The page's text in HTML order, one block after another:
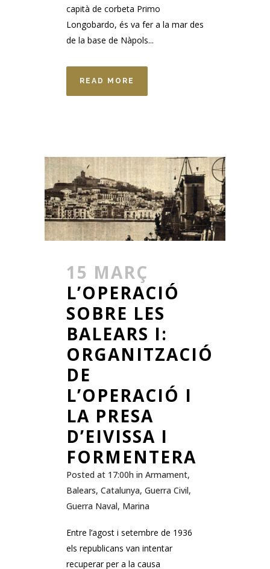
capità de corbeta Primo
Longobardo, és va fer a la mar des
de la base de Nàpols...
READ MORE
15 MARÇ
L’OPERACIÓ
SOBRE LES
BALEARS I:
ORGANITZACIÓ
DE
L’OPERACIÓ I
LA PRESA
D’EIVISSA I
FORMENTERA
Posted at 17:00h in Armament,
Balears, Catalunya, Guerra Civil,
Guerra Naval, Marina
Entre l’agost i setembre de 1936
els republicans van intentar
recuperar per a la causa